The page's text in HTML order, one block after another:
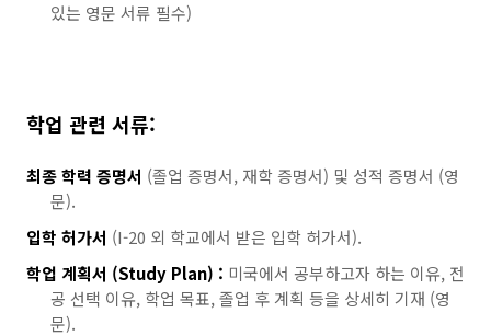
있는 영문 서류 필수)
학업 관련 서류:
최종 학력 증명서 (졸업 증명서, 재학 증명서) 및 성적 증명서 (영
문).
입학 허가서 (I-20 외 학교에서 받은 입학 허가서).
학업 계획서 (Study Plan) : 미국에서 공부하고자 하는 이유, 전
공 선택 이유, 학업 목표, 졸업 후 계획 등을 상세히 기재 (영
문).